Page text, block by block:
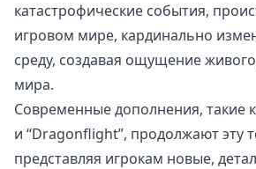
катастрофические события,
игровом мире, кардинально
среду, создавая ощущение
мира.
Современные дополнения, такие
и “Dragonflight”, продолжают эту
представляя игрокам новые,